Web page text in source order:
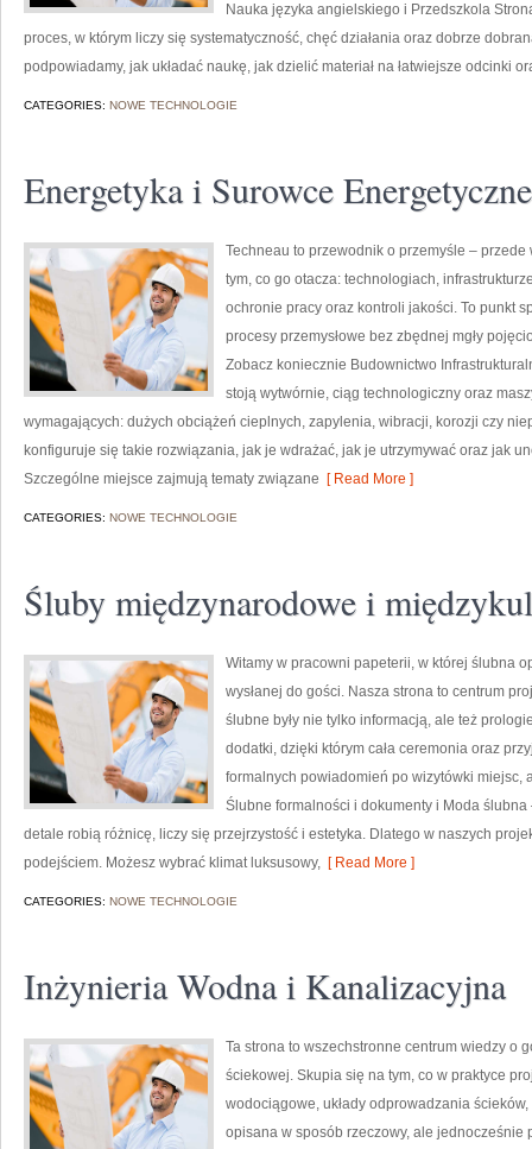
Nauka języka angielskiego i Przedszkola
proces, w którym liczy się systematyczność, chęć działania oraz dobrze
podpowiadamy, jak układać naukę, jak dzielić materiał na łatwiejsze odcinki
CATEGORIES: NOWE TECHNOLOGIE
Energetyka i Surowce Energetyczne
Techneau to przewodnik o przemyśle –
tym, co go otacza: technologiach,
ochronie pracy oraz kontroli jakości. To punkt
procesy przemysłowe bez zbędnej mgły
Zobacz koniecznie Budownictwo
stoją wytwórnie, ciąg technologiczny oraz
wymagających: dużych obciążeń cieplnych, zapylenia, wibracji, korozji czy
konfiguruje się takie rozwiązania, jak je wdrażać, jak je utrzymywać oraz jak
Szczególne miejsce zajmują tematy związane [ Read More ]
CATEGORIES: NOWE TECHNOLOGIE
Śluby międzynarodowe i
Witamy w pracowni papeterii, w której ślubna
wysłanej do gości. Nasza strona to centrum
ślubne były nie tylko informacją, ale też
dodatki, dzięki którym cała ceremonia oraz
formalnych powiadomień po wizytówki miejsc,
Ślubne formalności i dokumenty i Moda
detale robią różnicę, liczy się przejrzystość i estetyka. Dlatego w naszych
podejściem. Możesz wybrać klimat luksusowy, [ Read More ]
CATEGORIES: NOWE TECHNOLOGIE
Inżynieria Wodna i Kanalizacyjna
Ta strona to wszechstronne centrum wiedzy o
ściekowej. Skupia się na tym, co w praktyce
wodociągowe, układy odprowadzania
opisana w sposób rzeczowy, ale jednocześnie